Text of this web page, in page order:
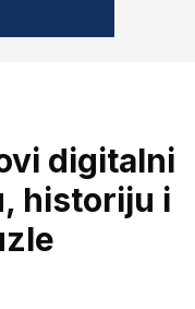
digitalni
historiju i